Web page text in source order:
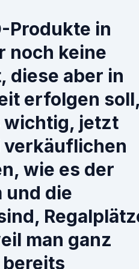
Produkte in
noch keine
diese aber in
erfolgen
wichtig, jetzt
wie es der
und die
man ganz